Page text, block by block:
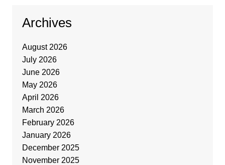
Archives
August 2026
July 2026
June 2026
May 2026
April 2026
March 2026
February 2026
January 2026
December 2025
November 2025